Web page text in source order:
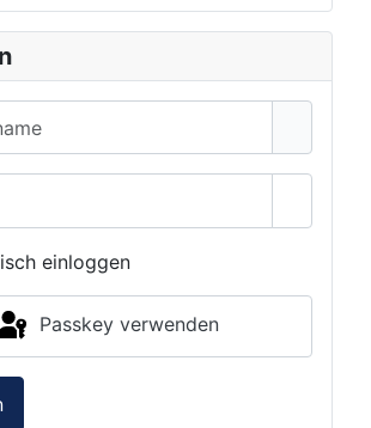
einloggen
Passkey verwenden